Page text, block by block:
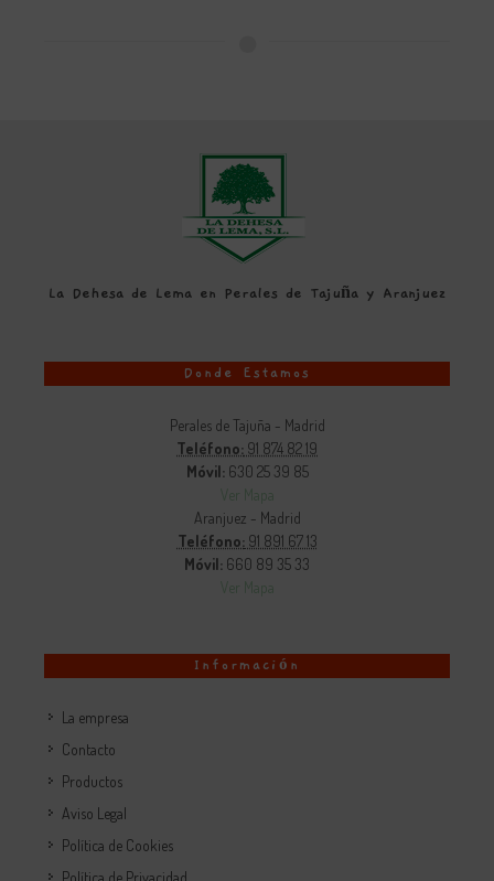
La Dehesa de Lema en Perales de Tajuña y Aranjuez
Donde Estamos
Perales de Tajuña - Madrid
Teléfono: 91 874 82 19
Móvil:630 25 39 85
Aranjuez - Madrid
Teléfono:91 891 67 13
Móvil: 660 89 35 33
Información
La empresa
Contacto
Productos
Aviso Legal
Política de Cookies
Política de Privacidad